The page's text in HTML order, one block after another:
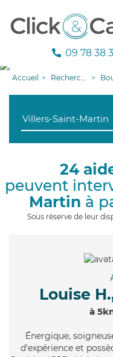
09 78 38
Accueil Recherche aide à domicile
24
peuvent
Martin à
Sous réserve de leur
Louise
à
Énergique,
d'expérience et